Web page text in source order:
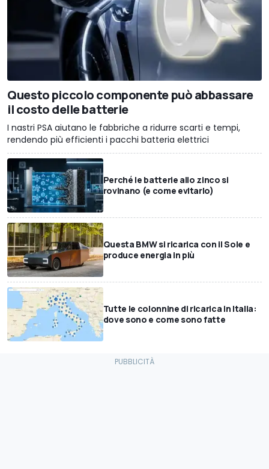
Questo piccolo componente può abbassare
il costo delle batterie
I nastri PSA aiutano le fabbriche a ridurre scarti e tempi,
rendendo più efficienti i pacchi batteria elettrici
Perché le batterie allo zinco si
rovinano (e come evitarlo)
Questa BMW si ricarica con il Sole e
produce energia in più
Tutte le colonnine di ricarica in Italia:
dove sono e come sono fatte